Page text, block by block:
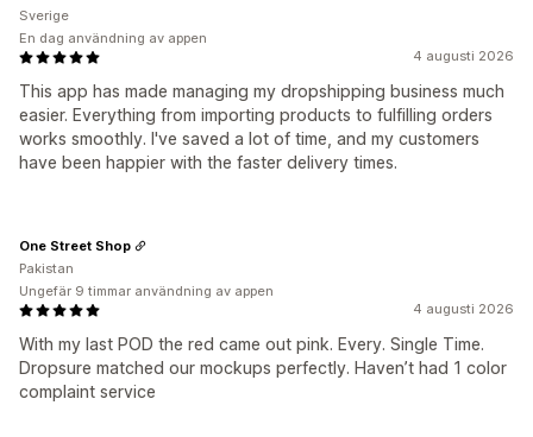
4 augusti 2026
This app has made managing my dropshipping business much
easier. Everything from importing products to fulfilling orders
works smoothly. I've saved a lot of time, and my customers
have been happier with the faster delivery times.
Sverige
En dag användning av appen
4 augusti 2026
With my last POD the red came out pink. Every. Single Time.
Dropsure matched our mockups perfectly. Haven’t had 1 color
complaint service
One Street Shop
Pakistan
Ungefär 9 timmar användning av appen